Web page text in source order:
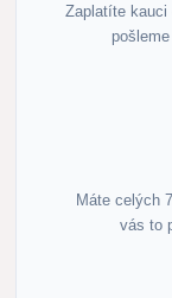
Zaplatíte
Máte celých
vás to